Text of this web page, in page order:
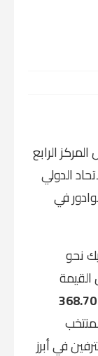
الرابع
الدولي
في
نحو
368.70
في أبرز